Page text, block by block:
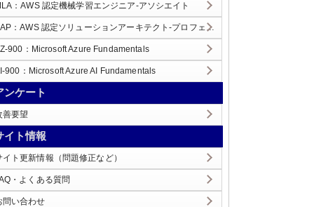
：AWS 認定機械学習エンジニア-アソシエイト
：AWS 認定ソリューションアーキテクト-プロフェッショナル
900：Microsoft Azure Fundamentals
900：Microsoft Azure AI Fundamentals
ンケート
善要望
イト情報
イト更新情報（問題修正など）
・よくある質問
問い合わせ